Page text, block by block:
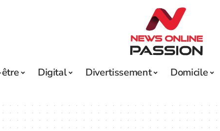
Digital Divertissement Domicile